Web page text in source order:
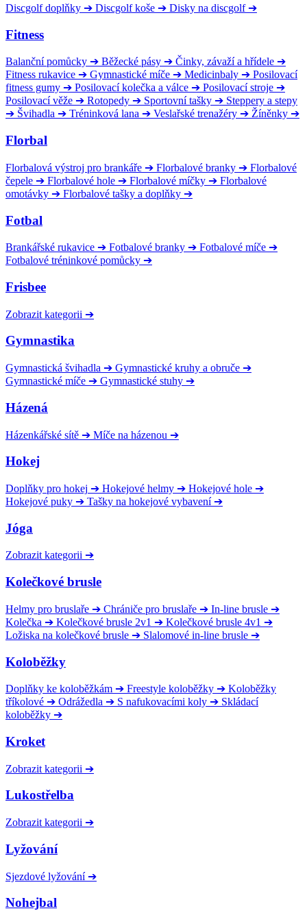
Discgolf doplňky ➔ Discgolf koše ➔ Disky na discgolf ➔
Fitness
Balanční pomůcky ➔ Běžecké pásy ➔ Činky, závaží a hřídele ➔
Fitness rukavice ➔ Gymnastické míče ➔ Medicinbaly ➔ Posilovací
fitness gumy ➔ Posilovací kolečka a válce ➔ Posilovací stroje ➔
Posilovací věže ➔ Rotopedy ➔ Sportovní tašky ➔ Steppery a stepy
➔ Švihadla ➔ Tréninková lana ➔ Veslařské trenažéry ➔ Žíněnky ➔
Florbal
Florbalová výstroj pro brankáře ➔ Florbalové branky ➔ Florbalové
čepele ➔ Florbalové hole ➔ Florbalové míčky ➔ Florbalové
omotávky ➔ Florbalové tašky a doplňky ➔
Fotbal
Brankářské rukavice ➔ Fotbalové branky ➔ Fotbalové míče ➔
Fotbalové tréninkové pomůcky ➔
Frisbee
Zobrazit kategorii ➔
Gymnastika
Gymnastická švihadla ➔ Gymnastické kruhy a obruče ➔
Gymnastické míče ➔ Gymnastické stuhy ➔
Házená
Házenkářské sítě ➔ Míče na házenou ➔
Hokej
Doplňky pro hokej ➔ Hokejové helmy ➔ Hokejové hole ➔
Hokejové puky ➔ Tašky na hokejové vybavení ➔
Jóga
Zobrazit kategorii ➔
Kolečkové brusle
Helmy pro bruslaře ➔ Chrániče pro bruslaře ➔ In-line brusle ➔
Kolečka ➔ Kolečkové brusle 2v1 ➔ Kolečkové brusle 4v1 ➔
Ložiska na kolečkové brusle ➔ Slalomové in-line brusle ➔
Koloběžky
Doplňky ke koloběžkám ➔ Freestyle koloběžky ➔ Koloběžky
tříkolové ➔ Odrážedla ➔ S nafukovacími koly ➔ Skládací
koloběžky ➔
Kroket
Zobrazit kategorii ➔
Lukostřelba
Zobrazit kategorii ➔
Lyžování
Sjezdové lyžování ➔
Nohejbal